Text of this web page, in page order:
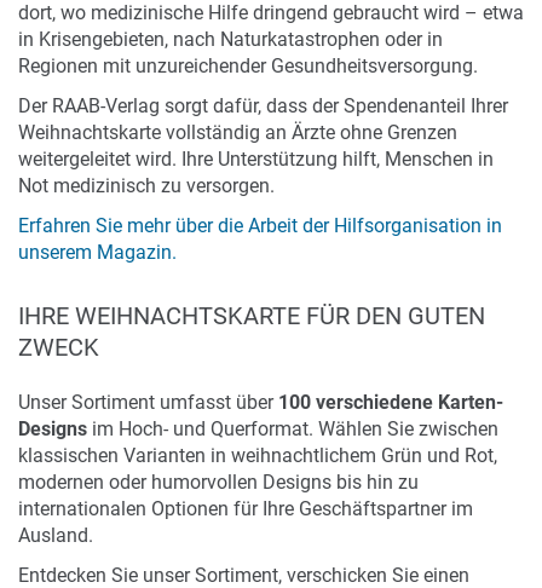
dort, wo medizinische Hilfe dringend gebraucht wird – etwa
in Krisengebieten, nach Naturkatastrophen oder in
Regionen mit unzureichender Gesundheitsversorgung.
Der RAAB-Verlag sorgt dafür, dass der Spendenanteil Ihrer
Weihnachtskarte vollständig an Ärzte ohne Grenzen
weitergeleitet wird. Ihre Unterstützung hilft, Menschen in
Not medizinisch zu versorgen.
Erfahren Sie mehr über die Arbeit der Hilfsorganisation in
unserem Magazin.
IHRE WEIHNACHTSKARTE FÜR DEN GUTEN
ZWECK
Unser Sortiment umfasst über 100 verschiedene Karten-
Designs im Hoch- und Querformat. Wählen Sie zwischen
klassischen Varianten in weihnachtlichem Grün und Rot,
modernen oder humorvollen Designs bis hin zu
internationalen Optionen für Ihre Geschäftspartner im
Ausland.
Entdecken Sie unser Sortiment, verschicken Sie einen